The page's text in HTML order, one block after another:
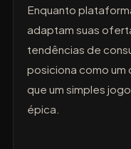
Enquanto
adaptam suas
tendências de
posiciona como
que um simples
épica.